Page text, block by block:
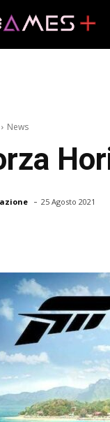
News
- 25 Agosto 2021